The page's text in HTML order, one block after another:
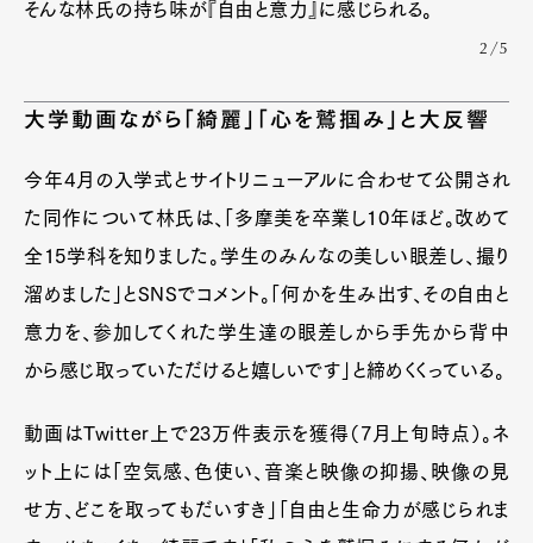
そんな林氏の持ち味が『自由と意力』に感じられる。
2/5
大学動画ながら「綺麗」「心を鷲掴み」と大反響
今年4月の入学式とサイトリニューアルに合わせて公開され
た同作について林氏は、「多摩美を卒業し10年ほど。改めて
全15学科を知りました。学生のみんなの美しい眼差し、撮り
溜めました」とSNSでコメント。「何かを生み出す、その自由と
意力を、参加してくれた学生達の眼差しから手先から背中
から感じ取っていただけると嬉しいです」と締めくくっている。
動画はTwitter上で23万件表示を獲得（7月上旬時点）。ネ
ット上には「空気感、色使い、音楽と映像の抑揚、映像の見
せ方、どこを取ってもだいすき」「自由と生命力が感じられま